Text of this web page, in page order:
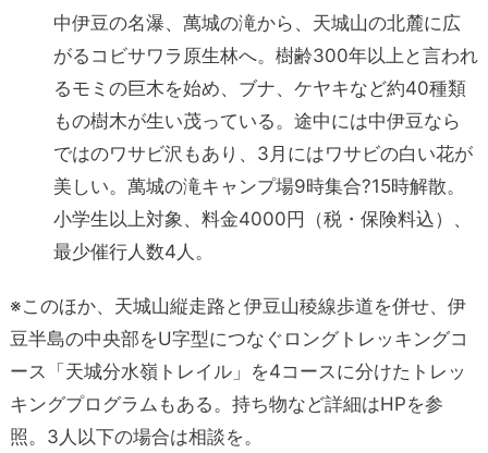
中伊豆の名瀑、萬城の滝から、天城山の北麓に広
がるコビサワラ原生林へ。樹齢300年以上と言われ
るモミの巨木を始め、ブナ、ケヤキなど約40種類
もの樹木が生い茂っている。途中には中伊豆なら
ではのワサビ沢もあり、3月にはワサビの白い花が
美しい。萬城の滝キャンプ場9時集合?15時解散。
小学生以上対象、料金4000円（税・保険料込）、
最少催行人数4人。
※このほか、天城山縦走路と伊豆山稜線歩道を併せ、伊
豆半島の中央部をU字型につなぐロングトレッキングコ
ース「天城分水嶺トレイル」を4コースに分けたトレッ
キングプログラムもある。持ち物など詳細はHPを参
照。3人以下の場合は相談を。